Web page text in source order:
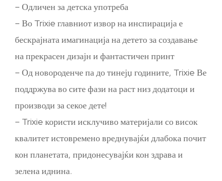
– Одличен за детска употреба
– Во Trixie главниот извор на инспирација е
бескрајната имагинација на детето за создавање
на прекрасен дизајн и фантастичен принт
– Од новороденче па до тинејџ годините, Trixie Ве
поддржува во сите фази на раст низ додатоци и
производи за секое дете!
– Trixie користи исклучиво материјали со висок
квалитет истовремено вреднувајќи длабока почит
кон планетата, придонесувајќи кон здрава и
зелена иднина.